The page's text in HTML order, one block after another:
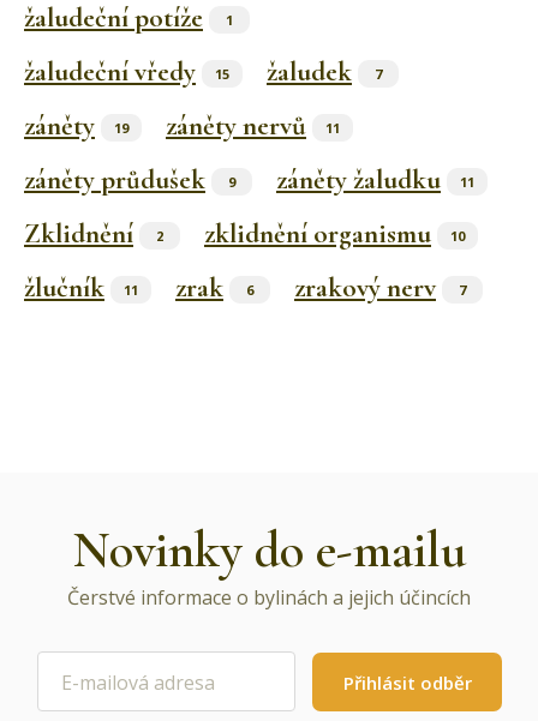
žaludeční potíže 1
žaludeční vředy 15 žaludek 7
záněty 19 záněty nervů 11
záněty průdušek 9 záněty žaludku 11
Zklidnění 2 zklidnění organismu 10
žlučník 11 zrak 6 zrakový nerv 7
Novinky do e-mailu
Čerstvé informace o bylinách a jejich účincích
Přihlásit odběr